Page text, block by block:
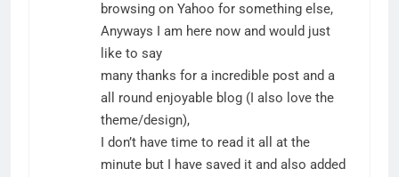
browsing on Yahoo for something else,
Anyways I am here now and would just
like to say
many thanks for a incredible post and a
all round enjoyable blog (I also love the
theme/design),
I don’t have time to read it all at the
minute but I have saved it and also added